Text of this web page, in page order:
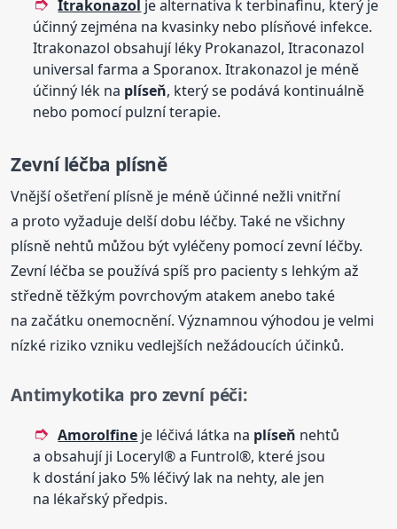
Itrakonazol je alternativa k terbinafinu, který je
účinný zejména na kvasinky nebo plísňové infekce.
Itrakonazol obsahují léky Prokanazol, Itraconazol
universal farma a Sporanox. Itrakonazol je méně
účinný lék na plíseň, který se podává kontinuálně
nebo pomocí pulzní terapie.
Zevní léčba plísně
Vnější ošetření plísně je méně účinné nežli vnitřní
a proto vyžaduje delší dobu léčby. Také ne všichny
plísně nehtů můžou být vyléčeny pomocí zevní léčby.
Zevní léčba se používá spíš pro pacienty s lehkým až
středně těžkým povrchovým atakem anebo také
na začátku onemocnění. Významnou výhodou je velmi
nízké riziko vzniku vedlejších nežádoucích účinků.
Antimykotika pro zevní péči:
Amorolfine je léčivá látka na plíseň nehtů
a obsahují ji Loceryl® a Funtrol®, které jsou
k dostání jako 5% léčivý lak na nehty, ale jen
na lékařský předpis.